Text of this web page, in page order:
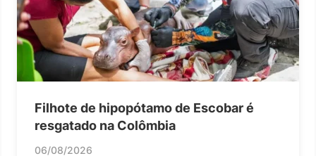
Filhote de hipopótamo de Escobar é
resgatado na Colômbia
06/08/2026